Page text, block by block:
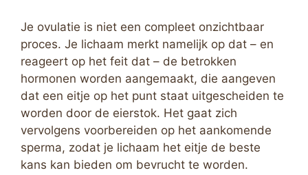
Je ovulatie is niet een compleet onzichtbaar
proces. Je lichaam merkt namelijk op dat – en
reageert op het feit dat – de betrokken
hormonen worden aangemaakt, die aangeven
dat een eitje op het punt staat uitgescheiden te
worden door de eierstok. Het gaat zich
vervolgens voorbereiden op het aankomende
sperma, zodat je lichaam het eitje de beste
kans kan bieden om bevrucht te worden.